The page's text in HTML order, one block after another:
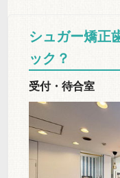
シュガー矯正
ック？
受付・待合室